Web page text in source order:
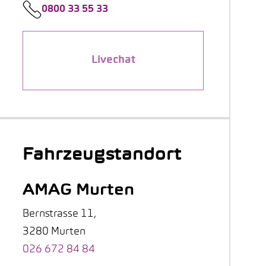
0800 33 55 33
Livechat
Fahrzeugstandort
AMAG Murten
Bernstrasse 11,
3280 Murten
026 672 84 84